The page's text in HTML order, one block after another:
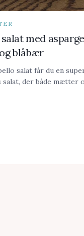
med
blåbær
salat får du en
salat, der både mætter